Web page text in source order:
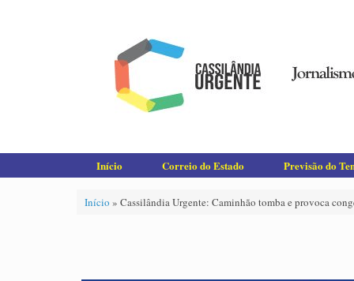
Início Correio do Estado Previsão do
Início » Cassilândia Urgente: Caminhão tomba e provoca